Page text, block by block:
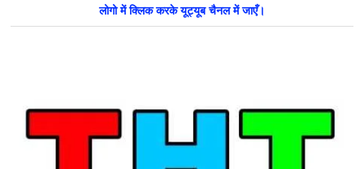
लोगो में क्लिक करके यूट्यूब चैनल में जाएँ।